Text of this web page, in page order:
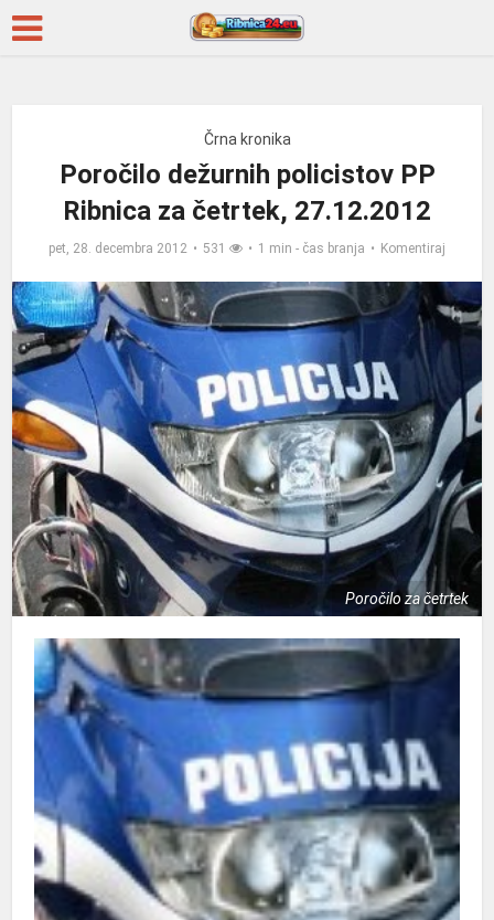
Črna kronika
Poročilo dežurnih policistov PP
Ribnica za četrtek, 27.12.2012
pet, 28. decembra 2012 531 1 min - čas branja Komentiraj
Poročilo za četrtek